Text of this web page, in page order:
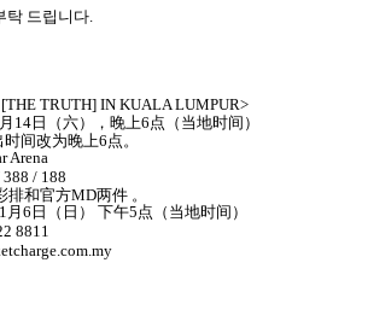
탁 드립니다.
TRUTH] IN KUALA LUMPUR>
月 14 日 （六）， 晚上6点 （ 当地时间 ）
时间改为晚上6点。
Arena
/ 188
排和官方MD两件 。
月 6 日 （ 日 ） 下午5点 （ 当地时间 ）
8811